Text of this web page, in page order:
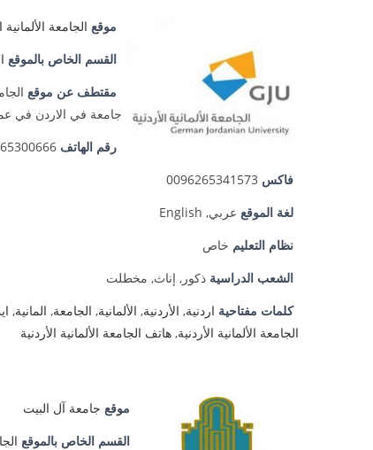
موقع الجامعة الألمانية
القسم الخاص بالموقع
مقتطف عن موقع
جامعة في الاردن في
رقم الهاتف
فاكس 0096265341573
لغة الموقع عربي, English
نظام التعليم خاص
الشعب الدراسية ذكور, إناث, مخطلت
كلمات مفتاحية اردنية, الأردنية, الألمانية, الجامعة, المانية,
الجامعة الألمانية الأردنية, هاتف الجامعة الألمانية الأردنية
موقع جامعة آل البيت
القسم الخاص بالموقع